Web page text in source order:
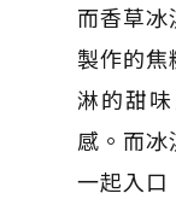
而香草冰
製作的焦
淋的甜
感。而
一起入口